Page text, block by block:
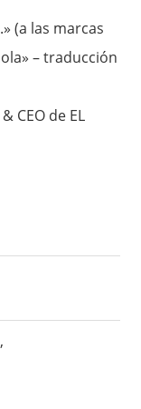
(a las marcas
– traducción
CEO de EL
,